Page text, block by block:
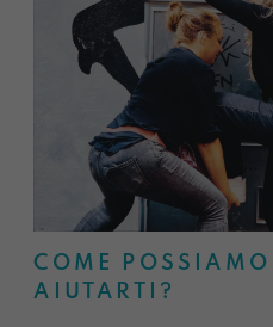
COME POSSIAMO
AIUTARTI?